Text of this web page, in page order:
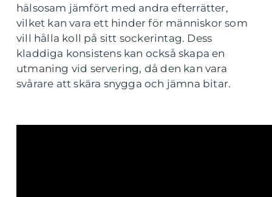
hälsosam jämfört med andra efterrätter,
vilket kan vara ett hinder för människor som
vill hålla koll på sitt sockerintag. Dess
kladdiga konsistens kan också skapa en
utmaning vid servering, då den kan vara
svårare att skära snygga och jämna bitar.